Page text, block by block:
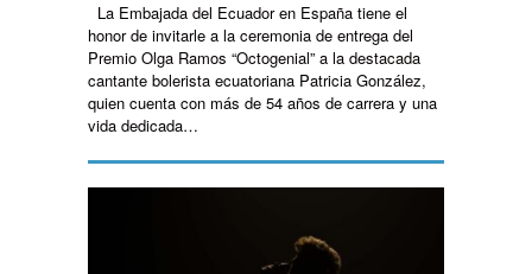
La Embajada del Ecuador en España tiene el
honor de invitarle a la ceremonia de entrega del
Premio Olga Ramos “Octogenial” a la destacada
cantante bolerista ecuatoriana Patricia González,
quien cuenta con más de 54 años de carrera y una
vida dedicada…